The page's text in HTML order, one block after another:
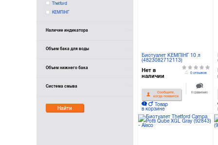
Thetford
КЕМПІНГ
Наличие индикатора
Объем бака для воды
Объем нижнего бака
Система смыва
Найти
Биотуалет КЕМПІНГ 10 л
(4823082712113)
Нет в
наличии
Сообщите,
когда появится
Товар
в корзине
0 отзывов
К сравнению